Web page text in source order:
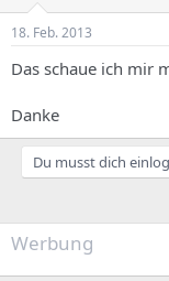
18. Feb. 2013
Das schaue ich mir
Danke
Du musst dich
Werbung